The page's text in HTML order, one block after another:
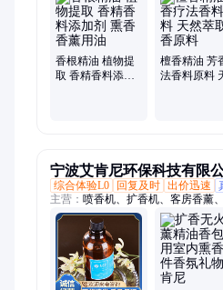
精油、松针精油、檀香精油、缬草
油、缬草提取物、藤茶提取物、艾
佛手柑油、水飞蓟籽油、香叶天竺
香根精油 植物提
取 香精香料添加
檀香精油 芳
法香料原料
宁波艾肯尼环保科技有限
综合体验L0
回复及时 出价迅速
主营： 喷香机、扩香机、客房香薰
油补充液、商用香氛香水、香薰植
植物精油、智能定时香氛机、超声
油、水性香薰精油、无火香薰精油
香薰、宠物除臭剂、香薰机补充液
雾、除甲醛香薰喷雾、香薰香片、芳